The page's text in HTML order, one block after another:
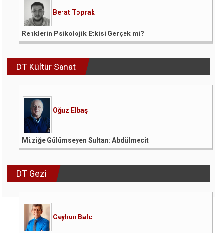
Berat Toprak
Renklerin Psikolojik Etkisi Gerçek mi?
DT Kültür Sanat
Oğuz Elbaş
Müziğe Gülümseyen Sultan: Abdülmecit
DT Gezi
Ceyhun Balcı